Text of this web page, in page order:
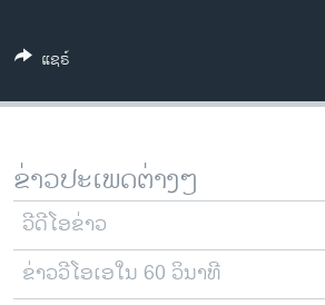
ພາສາອັງກິດ
ລາຍການກະຈາຍສຽງ
ລາຍງານ
ຕິດຕາມພວກເຮົາ ທີ່
ພາສາຕ່າງໆ
ແຊຣ໌
ຂ່າວປະເພດຕ່າງໆ
ວີດີໂອຂ່າວ
ຂ່າວວີໂອເອໃນ 60 ວິນາທີ